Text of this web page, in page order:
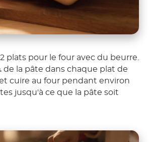
plats pour le four avec du beurre.
de la pâte dans chaque plat de
cuire au four pendant environ
jusqu'à ce que la pâte soit